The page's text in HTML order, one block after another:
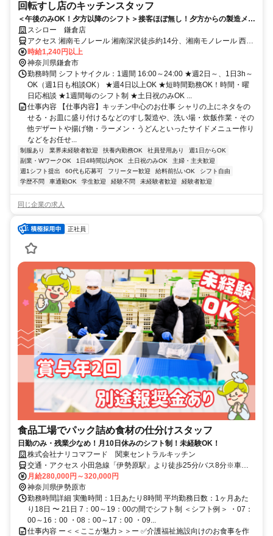
回転すし店のキッチンスタッフ
＜午後のみOK！夕方以降のシフト＞接客ほぼ無し！夕方からの製造メイ
ンでコツコツ働ける
スシロー 鎌倉店
アクセス 湘南モノレール 湘南深沢徒歩約14分、湘南モノレール 西鎌
倉徒歩約22分、湘南モノレール 湘南町屋徒歩約24分
時給1,240円以上
神奈川県鎌倉市
勤務時間 シフトサイクル：1週間 16:00～24:00 ★週2日～、1日3h～
OK（週1日も相談OK） ★週4日以上OK ★短時間勤務OK！時間・曜
日応相談 ★1週間毎のシフト制 ★土日祝のみOK ...
仕事内容 【仕事内容】キッチン中心のお仕事 シャリの上にネタをの
せる・お皿に盛り付けるなどのすし製造や、洗い場・炊飯作業・その
他デザートや揚げ物・ラーメン・うどんといったサイドメニュー作り
などをお任せ...
制服あり 業界未経験者歓迎 扶養内勤務OK 社員登用あり
週1日からOK
副業・WワークOK
1日4時間以内OK 土日祝のみOK
主婦・主夫歓迎
週1シフト提出
60代も応募可 フリーター歓迎 給料前払いOK
シフト自由
学歴不問
車通勤OK 学生歓迎 経験不問 未経験者歓迎 経験者歓迎
同じ企業の求人
正社員
食品工場でパック詰め食材の仕分けスタッフ
日勤のみ・残業少なめ！月10日休みのシフト制！未経験OK！
株式会社ナリコマフード 関東セントラルキッチン
交通・アクセス 小田急線「伊勢原駅」より徒歩25分/バス8分※車・
バイク通勤OK
月給280,000円～320,000円
神奈川県伊勢原市
勤務時間詳細 実働時間：1日あたり8時間 平均勤務日数：1ヶ月あた
り18日 〜 21日 7：00～19：00の間でシフト制 ＜シフト例＞ ・07：
00～16：00 ・08：00～17：00 ・09...
仕事内容 ー＜＜ここが魅力＞＞ー ✅介護福祉施設向けのお食事を作